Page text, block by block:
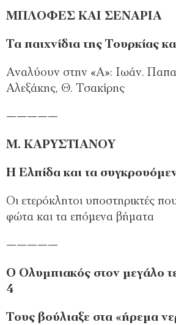
ΜΠΛΟΦΕΣ ΚΑΙ ΣΕΝΑΡΙΑ
Τα παιχνίδια της Τουρκίας
Αναλύουν στην «Α»: Ιωάν.
Αλεξάκης, Θ. Τσακίρης
—————
Μ. ΚΑΡΥΣΤΙΑΝΟΥ
H Ελπίδα και τα
Οι ετερόκλητοι υποστηρικτές
φώτα και τα επόµενα βήµατα
—————
Ο Ολυµπιακός στον µεγάλο
4
Τους βούλιαξε στα «ήρεµα